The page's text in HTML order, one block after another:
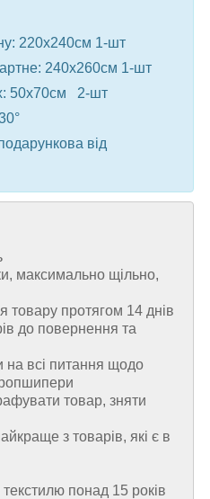
220x240см 1-шт
240x260см 1-шт
50x70см 2-шт
від
максимально щільно,
товару протягом 14 днів
до повернення та
на всі питання щодо
товар, зняти
з товарів, які є в
понад 15 років